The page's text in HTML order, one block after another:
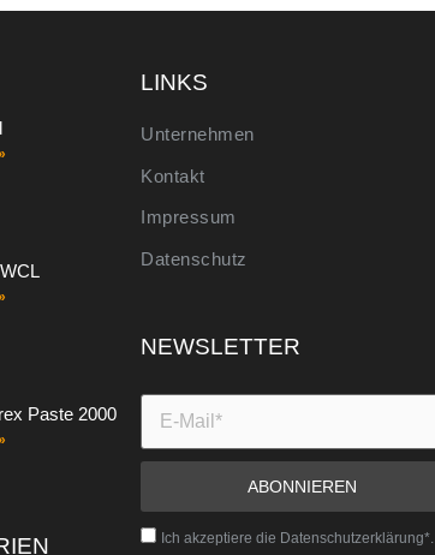
Paste 2000
LINKS
Unternehmen
Kontakt
Impressum
Datenschutz
NEWSLETTER
Ich akzeptiere die Datenschutzerklärung*.